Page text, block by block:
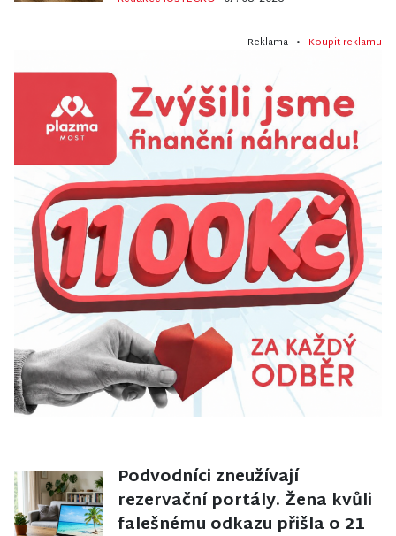
Reklama • Koupit reklamu
Podvodníci zneužívají
rezervační portály. Žena kvůli
falešnému odkazu přišla o 21